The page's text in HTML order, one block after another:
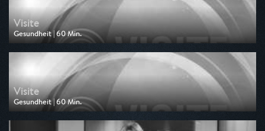
Visite
Gesundheit | 60 Min.
Ausgestrahlt von MDR
am 07.08.2026, 00:40
Visite
Gesundheit | 60 Min.
Ausgestrahlt von MDR
am 06.08.2026, 20:15